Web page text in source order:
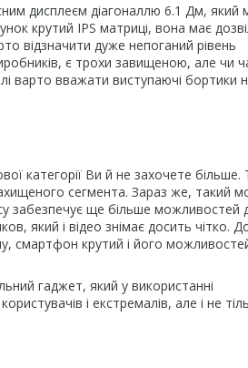
дисплеєм діагоналлю 6.1 Дм,
крутий IPS матриці, вона має
відзначити дуже непоганий рівень
є трохи завищеною, але чи
варто вважати виступаючі бортики
категорії Ви й не захочете більше.
сегмента. Зараз же, такий
ще більше можливостей
який і відео знімає досить чітко.
смартфон крутий і його
гаджет, який у використанні
і екстремалів, але і не